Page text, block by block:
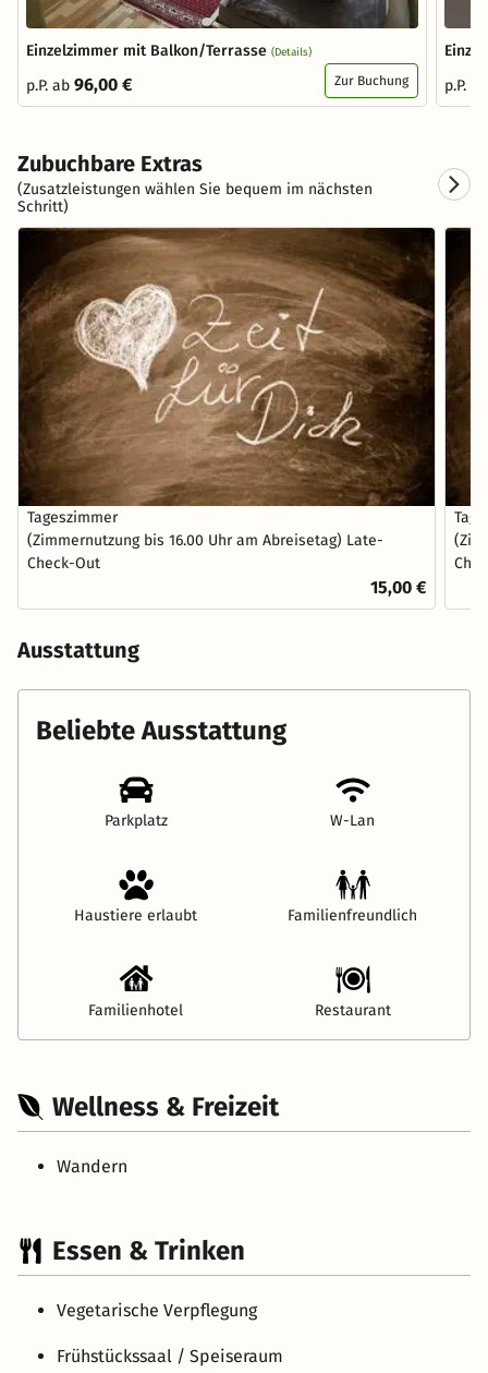
Einzelzimmer mit Balkon/Terrasse (Details)
p.P. ab 96,00 € Zur Buchung
p.P.
Zubuchbare Extras
(Zusatzleistungen wählen Sie bequem im nächsten
Schritt)
Tageszimmer
(Zimmernutzung bis 16.00 Uhr am Abreisetag) Late-
Check-Out
15,00 €
Ausstattung
Beliebte Ausstattung
Parkplatz W-Lan
Haustiere erlaubt Familienfreundlich
Familienhotel Restaurant
Wellness & Freizeit
Wandern
Essen & Trinken
Vegetarische Verpflegung
Frühstückssaal / Speiseraum